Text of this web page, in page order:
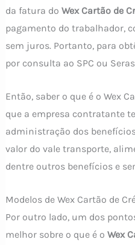
da fatura do Wex Cartão de
pagamento do trabalhador,
sem juros. Portanto, para
por consulta ao SPC ou
Então, saber o que é o Wex
que a empresa contratante
administração dos
valor do vale transporte,
dentre outros benefícios e
Modelos de Wex Cartão de
Por outro lado, um dos
melhor sobre o que é o Wex